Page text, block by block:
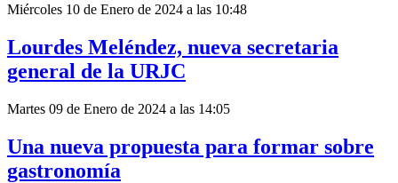
Miércoles 10 de Enero de 2024 a las 10:48
Lourdes Meléndez, nueva secretaria
general de la URJC
Martes 09 de Enero de 2024 a las 14:05
Una nueva propuesta para formar sobre
gastronomía